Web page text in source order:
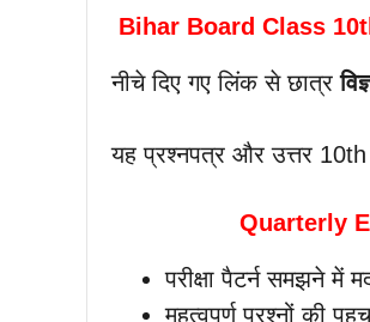
Bihar Board Class
नीचे दिए गए लिंक से छात्र
यह प्रश्नपत्र और उत्तर
Quarterly
परीक्षा पैटर्न समझने में
महत्वपूर्ण प्रश्नों की